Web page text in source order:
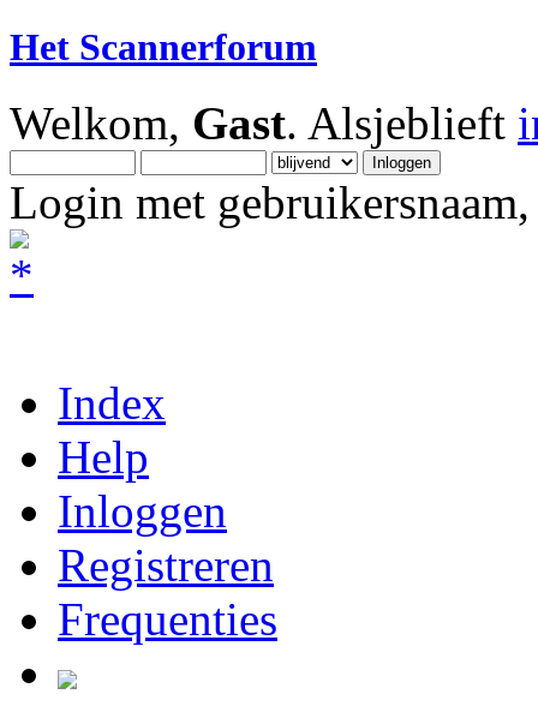
Het Scannerforum
Welkom, Gast. Alsjeblieft
Login met
Index
Help
Inloggen
Registreren
Frequenties